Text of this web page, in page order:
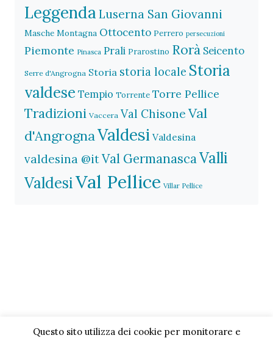
Leggenda Luserna San Giovanni
Masche Montagna Ottocento Perrero persecuzioni
Piemonte Pinasca Prali Prarostino Rorà Seicento
Serre d'Angrogna Storia storia locale Storia
valdese Tempio Torrente Torre Pellice
Tradizioni Vaccera Val Chisone Val
d'AngrognaValdesi Valdesina
valdesina @itVal GermanascaValli
ValdesiVal Pellice Villar Pellice
Questo sito utilizza dei cookie per monitorare e